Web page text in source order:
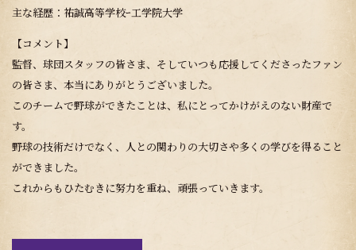
主な経歴：祐誠高等学校ｰ工学院大学
【コメント】
監督、球団スタッフの皆さま、そしていつも応援してくださったファン
の皆さま、本当にありがとうございました。
このチームで野球ができたことは、私にとってかけがえのない財産で
す。
野球の技術だけでなく、人との関わりの大切さや多くの学びを得ること
ができました。
これからもひたむきに努力を重ね、頑張っていきます。